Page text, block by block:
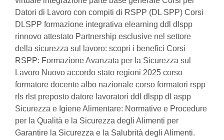
Datori di Lavoro con compiti di RSPP (DL SPP) Corsi
DLSPP formazione integrativa elearning ddl dlspp
rinnovo attestato Partnership esclusive nel settore
della sicurezza sul lavoro: scopri i benefici Corsi
RSPP: Formazione Avanzata per la Sicurezza sul
Lavoro Nuovo accordo stato regioni 2025 corso
formatore docente albo nazionale corso formatori rspp
rls rlst preposto datore lavoratori ddl dlspp dl aspp
Sicurezza e Igiene Alimentare: Normative e Procedure
per la Qualità e la Sicurezza degli Alimenti per
Garantire la Sicurezza e la Salubrità degli Alimenti.